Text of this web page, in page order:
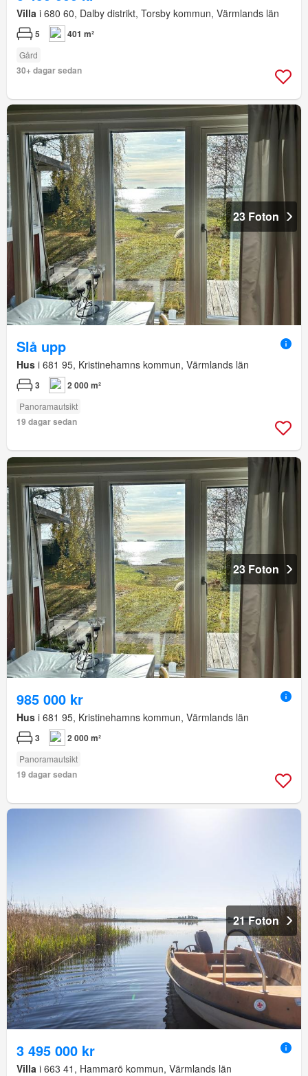
Villa i 680 60, Dalby distrikt, Torsby kommun, Värmlands län
5 401 m²
Gård
30+ dagar sedan
23 Foton
Slå upp
Hus i 681 95, Kristinehamns kommun, Värmlands län
3 2 000 m²
Panoramautsikt
19 dagar sedan
23 Foton
985 000 kr
Hus i 681 95, Kristinehamns kommun, Värmlands län
3 2 000 m²
Panoramautsikt
19 dagar sedan
21 Foton
3 495 000 kr
Villa i 663 41, Hammarö kommun, Värmlands län